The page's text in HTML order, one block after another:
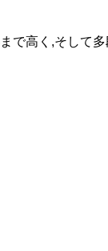
で高く,そして